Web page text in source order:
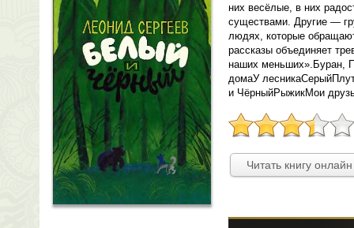
них весёлые, в них
существами. Другие —
людях, которые
рассказы объединяет
наших меньших».Буран,
домаУ
и ЧёрныйРыжикМои
Читать книгу